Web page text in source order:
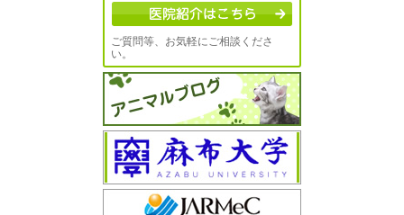
ご質問等、お気軽にご相談くださ
い。